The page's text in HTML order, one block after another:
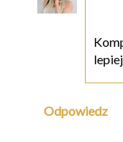
Odpowiedz